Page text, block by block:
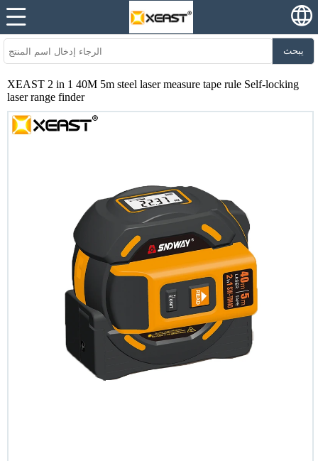
يبحث
XEAST 2 in 1 40M 5m steel laser measure tape rule Self-locking
laser range finder